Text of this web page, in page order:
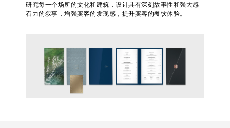
研究每一个场所的文化和建筑，设计具有深刻故事性和强大感
召力的叙事，增强宾客的发现感，提升宾客的餐饮体验。